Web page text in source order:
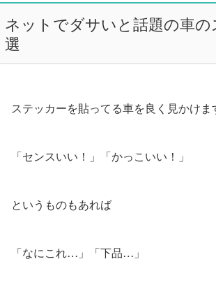
ネットでダサいと話題の車の
選
ステッカーを貼ってる車を良く見かけま
「センスいい！」「かっこいい！」
というものもあれば
「なにこれ…」「下品…」